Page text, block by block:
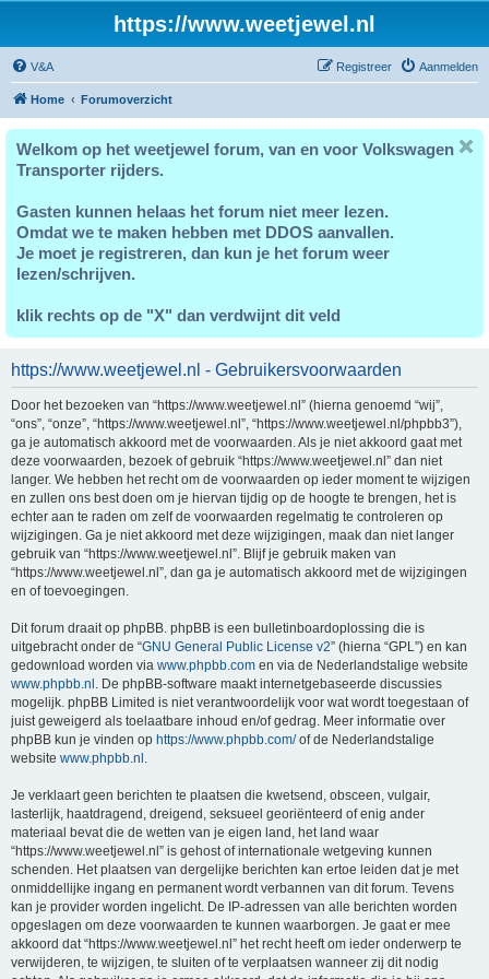
https://www.weetjewel.nl
V&A Aanmelden
Registreer
Home Forumoverzicht
Welkom op het weetjewel forum, van en voor Volkswagen
Transporter rijders.
Gasten kunnen helaas het forum niet meer lezen.
Omdat we te maken hebben met DDOS aanvallen.
Je moet je registreren, dan kun je het forum weer
lezen/schrijven.
klik rechts op de "X" dan verdwijnt dit veld
https://www.weetjewel.nl - Gebruikersvoorwaarden
Door het bezoeken van “https://www.weetjewel.nl” (hierna genoemd “wij”,
“ons”, “onze”, “https://www.weetjewel.nl”, “https://www.weetjewel.nl/phpbb3”),
ga je automatisch akkoord met de voorwaarden. Als je niet akkoord gaat met
deze voorwaarden, bezoek of gebruik “https://www.weetjewel.nl” dan niet
langer. We hebben het recht om de voorwaarden op ieder moment te wijzigen
en zullen ons best doen om je hiervan tijdig op de hoogte te brengen, het is
echter aan te raden om zelf de voorwaarden regelmatig te controleren op
wijzigingen. Ga je niet akkoord met deze wijzigingen, maak dan niet langer
gebruik van “https://www.weetjewel.nl”. Blijf je gebruik maken van
“https://www.weetjewel.nl”, dan ga je automatisch akkoord met de wijzigingen
en of toevoegingen.
Dit forum draait op phpBB. phpBB is een bulletinboardoplossing die is
uitgebracht onder de “GNU General Public License v2” (hierna “GPL”) en kan
gedownload worden via www.phpbb.com en via de Nederlandstalige website
www.phpbb.nl . De phpBB-software maakt internetgebaseerde discussies
mogelijk. phpBB Limited is niet verantwoordelijk voor wat wordt toegestaan of
juist geweigerd als toelaatbare inhoud en/of gedrag. Meer informatie over
phpBB kun je vinden op https://www.phpbb.com/of de Nederlandstalige
website www.phpbb.nl .
Je verklaart geen berichten te plaatsen die kwetsend, obsceen, vulgair,
lasterlijk, haatdragend, dreigend, seksueel georiënteerd of enig ander
materiaal bevat die de wetten van je eigen land, het land waar
“https://www.weetjewel.nl” is gehost of internationale wetgeving kunnen
schenden. Het plaatsen van dergelijke berichten kan ertoe leiden dat je met
onmiddellijke ingang en permanent wordt verbannen van dit forum. Tevens
kan je provider worden ingelicht. De IP-adressen van alle berichten worden
opgeslagen om deze voorwaarden te kunnen waarborgen. Je gaat er mee
akkoord dat “https://www.weetjewel.nl” het recht heeft om ieder onderwerp te
verwijderen, te wijzigen, te sluiten of te verplaatsen wanneer zij dit nodig